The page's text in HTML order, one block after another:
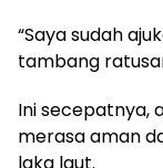
“Saya sudah
tambang
Ini secepatnya,
merasa aman